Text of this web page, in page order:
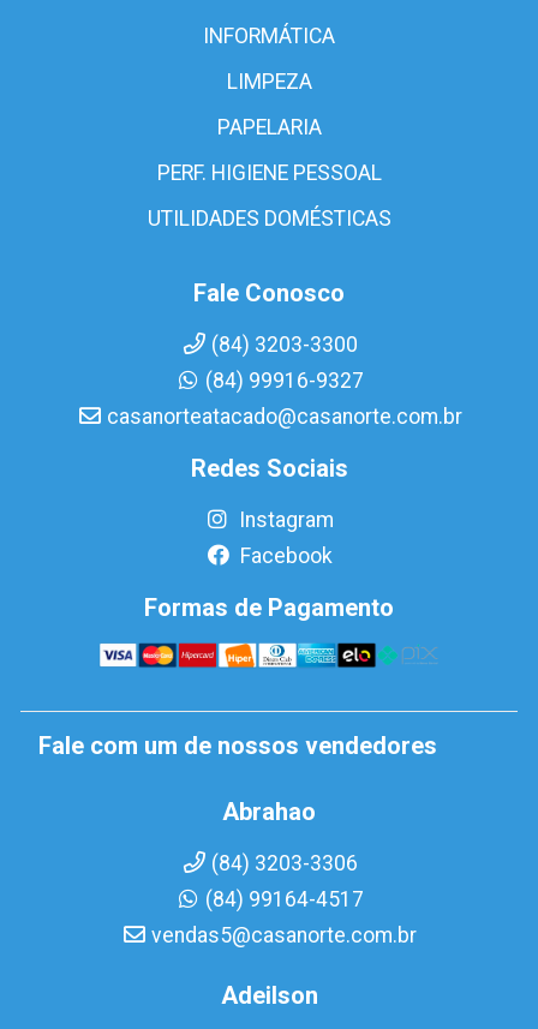
INFORMÁTICA
LIMPEZA
PAPELARIA
PERF. HIGIENE PESSOAL
UTILIDADES DOMÉSTICAS
Fale Conosco
(84) 3203-3300
(84) 99916-9327
casanorteatacado@casanorte.com.br
Redes Sociais
Instagram
Facebook
Formas de Pagamento
Fale com um de nossos vendedores
Abrahao
(84) 3203-3306
(84) 99164-4517
vendas5@casanorte.com.br
Adeilson